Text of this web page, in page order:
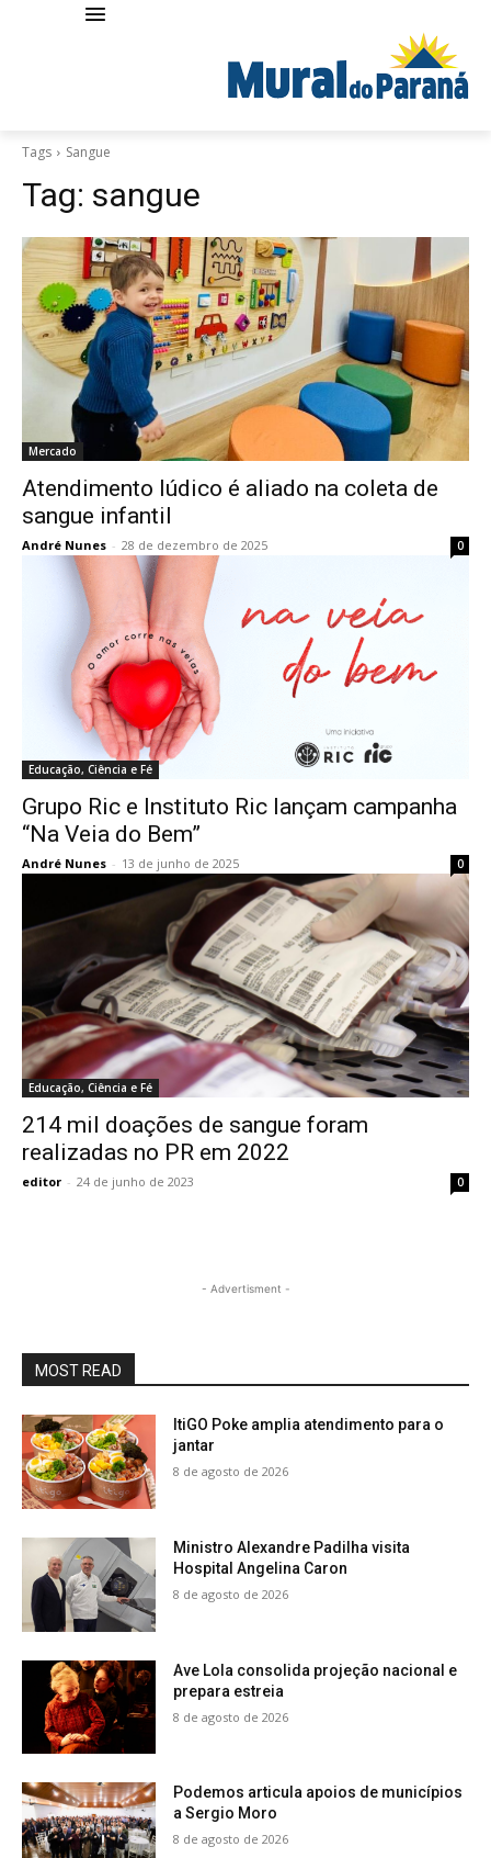
Tags Sangue
Tag: sangue
Mercado
Atendimento lúdico é aliado na coleta de
sangue infantil
André Nunes - 28 de dezembro de 2025 0
Educação, Ciência e Fé
Grupo Ric e Instituto Ric lançam campanha
“Na Veia do Bem”
André Nunes - 13 de junho de 2025 0
Educação, Ciência e Fé
214 mil doações de sangue foram
realizadas no PR em 2022
editor - 24 de junho de 2023 0
- Advertisment -
MOST READ
ItiGO Poke amplia atendimento para o
jantar
8 de agosto de 2026
Ministro Alexandre Padilha visita
Hospital Angelina Caron
8 de agosto de 2026
Ave Lola consolida projeção nacional e
prepara estreia
8 de agosto de 2026
Podemos articula apoios de municípios
a Sergio Moro
8 de agosto de 2026